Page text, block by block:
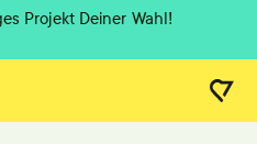
Projekt Deiner Wahl!